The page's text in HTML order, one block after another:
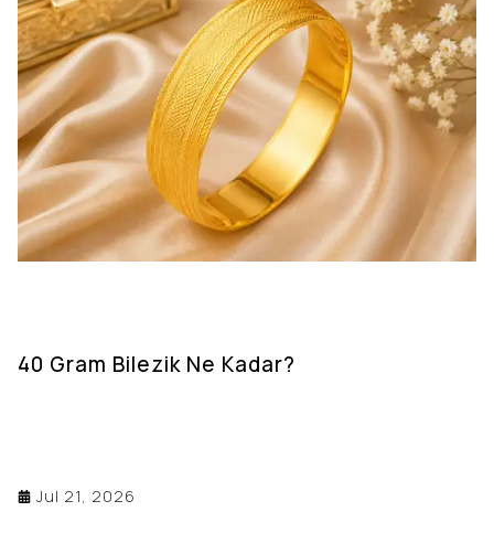
40 Gram Bilezik Ne Kadar?
Jul 21, 2026